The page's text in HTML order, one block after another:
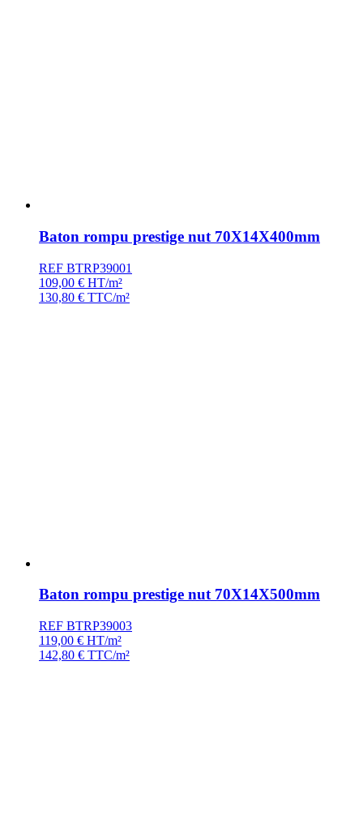
Baton rompu prestige nut 70X14X400mm
REF BTRP39001
109,00 € HT/m²
130,80 € TTC/m²
Baton rompu prestige nut 70X14X500mm
REF BTRP39003
119,00 € HT/m²
142,80 € TTC/m²